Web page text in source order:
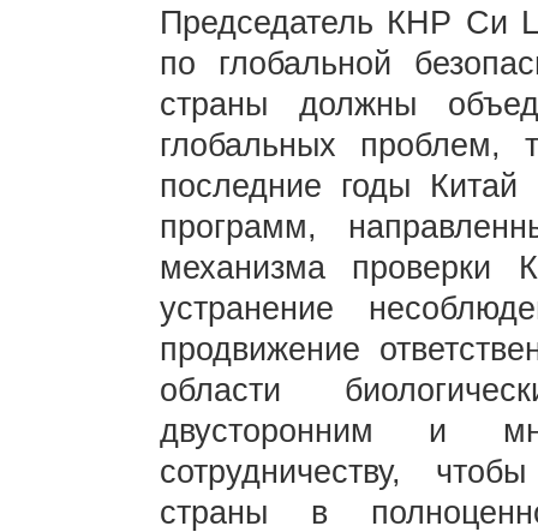
Председатель КНР Си
по глобальной
страны должны
глобальных проблем,
последние годы
программ,
механизма проверки
устранение
продвижение
области
двусторонним и
сотрудничеству,
страны в